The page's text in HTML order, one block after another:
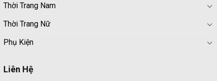
Thời Trang Nam
Thời Trang Nữ
Phụ Kiện
Liên Hệ